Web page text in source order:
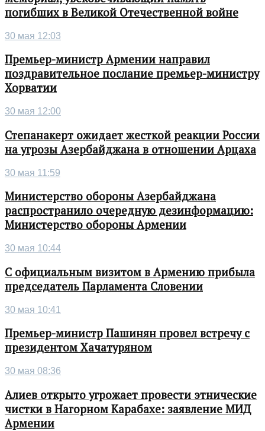
погибших в Великой Отечественной войне
30 мая 12:03
Премьер-министр Армении направил
поздравительное послание премьер-министру
Хорватии
30 мая 12:00
Степанакерт ожидает жесткой реакции России
на угрозы Азербайджана в отношении Арцаха
30 мая 11:59
Министерство обороны Азербайджана
распространило очередную дезинформацию:
Министерство обороны Армении
30 мая 10:44
С официальным визитом в Армению прибыла
председатель Парламента Словении
30 мая 10:41
Премьер-министр Пашинян провел встречу с
президентом Хачатуряном
30 мая 08:36
Алиев открыто угрожает провести этнические
чистки в Нагорном Карабахе: заявление МИД
Армении